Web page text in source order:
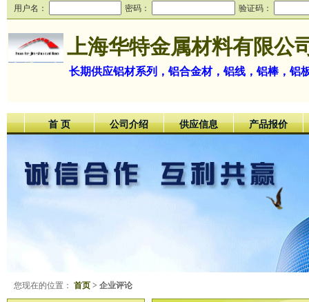
用户名： 密码： 验证码：
上海华特金属材料有限公
长期供应铝材系列，铝合金材，铝线，铝棒，铝
首 页 公司介绍 供应信息 产品报价
您现在的位置： 首页 > 企业评论